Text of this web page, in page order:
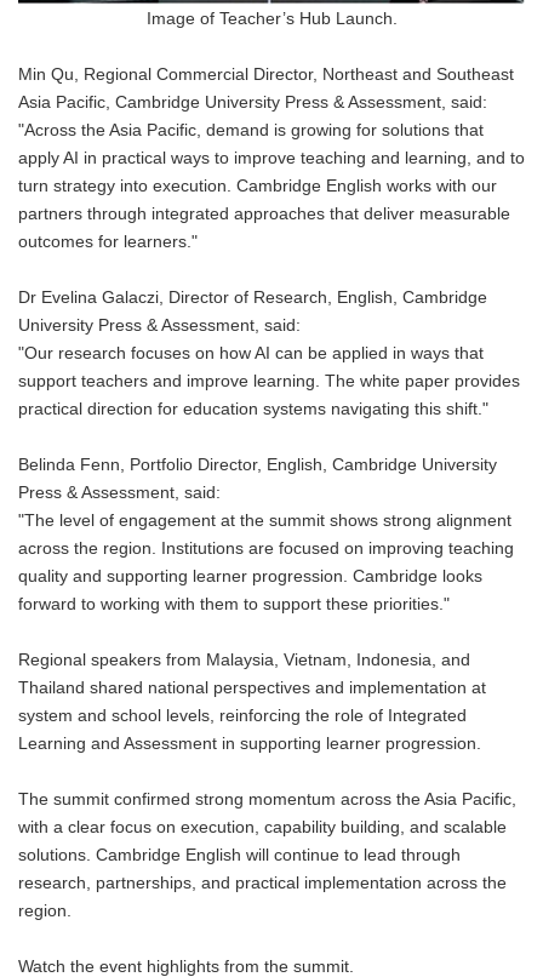
Image of Teacher’s Hub Launch.
Min Qu, Regional Commercial Director, Northeast and Southeast
Asia Pacific, Cambridge University Press & Assessment, said:
"Across the Asia Pacific, demand is growing for solutions that
apply AI in practical ways to improve teaching and learning, and to
turn strategy into execution. Cambridge English works with our
partners through integrated approaches that deliver measurable
outcomes for learners."
Dr Evelina Galaczi, Director of Research, English, Cambridge
University Press & Assessment, said:
"Our research focuses on how AI can be applied in ways that
support teachers and improve learning. The white paper provides
practical direction for education systems navigating this shift."
Belinda Fenn, Portfolio Director, English, Cambridge University
Press & Assessment, said:
"The level of engagement at the summit shows strong alignment
across the region. Institutions are focused on improving teaching
quality and supporting learner progression. Cambridge looks
forward to working with them to support these priorities."
Regional speakers from Malaysia, Vietnam, Indonesia, and
Thailand shared national perspectives and implementation at
system and school levels, reinforcing the role of Integrated
Learning and Assessment in supporting learner progression.
The summit confirmed strong momentum across the Asia Pacific,
with a clear focus on execution, capability building, and scalable
solutions. Cambridge English will continue to lead through
research, partnerships, and practical implementation across the
region.
Watch the event highlights from the summit.